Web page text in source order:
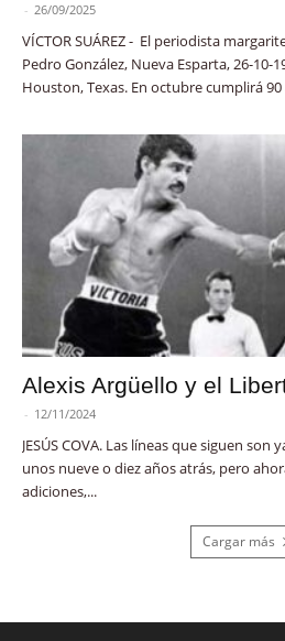
- 26/09/2025
VÍCTOR SUÁREZ - El periodista
Pedro González, Nueva Esparta, 26-10-
Houston, Texas. En octubre cumplirá 90
Alexis Argüello y el
- 12/11/2024
JESÚS COVA. Las líneas que siguen
unos nueve o diez años atrás, pero
adiciones,...
Cargar más